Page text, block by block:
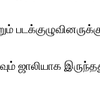
ஜாலியாக